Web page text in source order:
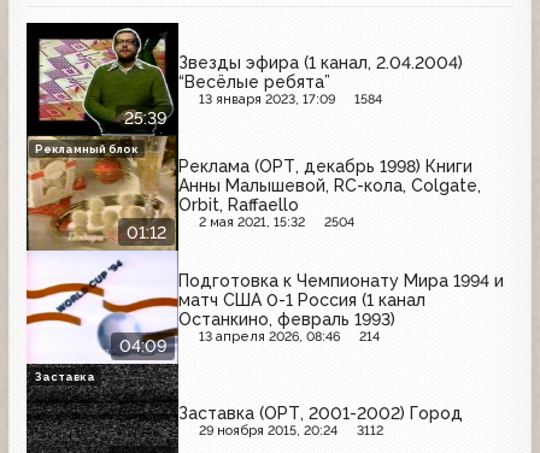
25:39
Звезды эфира (1 канал, 2.04.2004)
“Весёлые ребята”
13 января 2023, 17:09 1584
01:12
Реклама (ОРТ, декабрь 1998) Книги
Анны Малышевой, RC-кола, Colgate,
Orbit, Raffaello
2 мая 2021, 15:32 2504
Рекламный блок
04:09
Подготовка к Чемпионату Мира 1994 и
матч США 0-1 Россия (1 канал
Останкино, февраль 1993)
13 апреля 2026, 08:46 214
Заставка (ОРТ, 2001-2002) Город
29 ноября 2015, 20:24 3112
Заставка